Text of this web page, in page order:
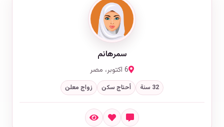
سمرهانم
6 اكتوبر، مصر
32 سنة أحتاج سكن زواج معلن